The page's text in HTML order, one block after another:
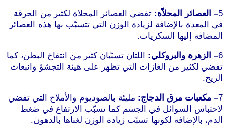
5– العصائر المحلاّة: تفضي العصائر المحلاة لكثير من الحرقة
في المعدة بالإضافة لزيادة الوزن التي تتسبّب بها هذه العصائر
المضافة إليها السكريات.
6– الزهرة والبروكلي: اللتان تسبّبان كثير من انتفاخ البطن، كما
تفضي لكثير من الغازات التي تظهر على هيئة التجشؤ وانبعاث
الريح.
7– مكعبات مرق الدجاج: مليئة بالصوديوم والأملاح التي تفضي
لاحتباس السوائل في الجسم كما تسبّب الارتفاع في ضغط
الدم، بالإضافة لكونها تسبّب زيادة الوزن لغناها بالدهون.